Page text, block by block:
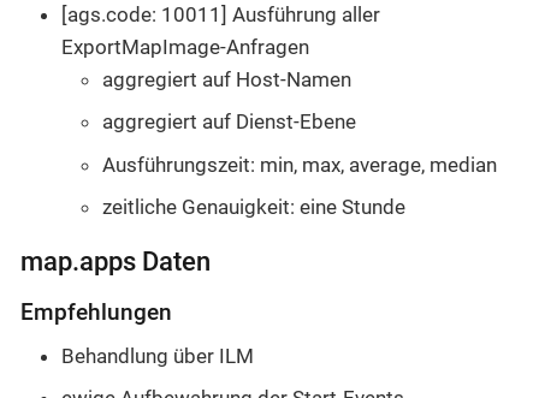
[ags.code: 10011] Ausführung aller
ExportMapImage-Anfragen
aggregiert auf Host-Namen
aggregiert auf Dienst-Ebene
Ausführungszeit: min, max, average, median
zeitliche Genauigkeit: eine Stunde
map.apps Daten
Empfehlungen
Behandlung über ILM